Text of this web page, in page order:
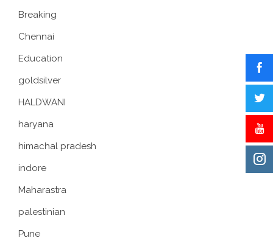
Breaking
Chennai
Education
goldsilver
HALDWANI
haryana
himachal pradesh
indore
Maharastra
palestinian
Pune